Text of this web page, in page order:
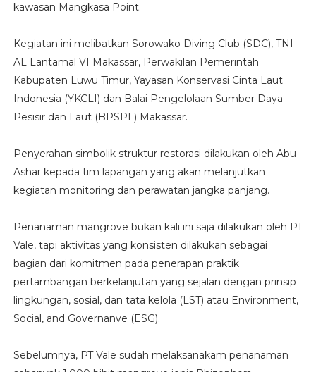
kawasan Mangkasa Point.
Kegiatan ini melibatkan Sorowako Diving Club (SDC), TNI
AL Lantamal VI Makassar, Perwakilan Pemerintah
Kabupaten Luwu Timur, Yayasan Konservasi Cinta Laut
Indonesia (YKCLI) dan Balai Pengelolaan Sumber Daya
Pesisir dan Laut (BPSPL) Makassar.
Penyerahan simbolik struktur restorasi dilakukan oleh Abu
Ashar kepada tim lapangan yang akan melanjutkan
kegiatan monitoring dan perawatan jangka panjang.
Penanaman mangrove bukan kali ini saja dilakukan oleh PT
Vale, tapi aktivitas yang konsisten dilakukan sebagai
bagian dari komitmen pada penerapan praktik
pertambangan berkelanjutan yang sejalan dengan prinsip
lingkungan, sosial, dan tata kelola (LST) atau Environment,
Social, and Governanve (ESG).
Sebelumnya, PT Vale sudah melaksanakam penanaman